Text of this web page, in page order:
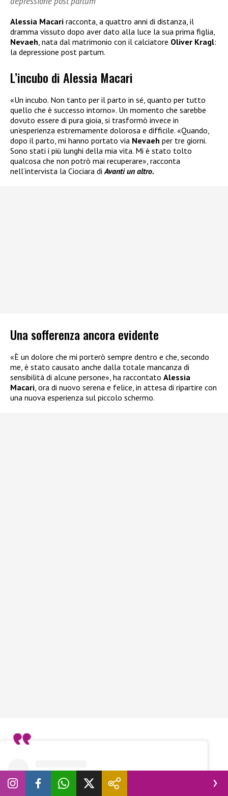
Alessia Macari racconta, a quattro anni di distanza, il
dramma vissuto dopo aver dato alla luce la sua prima figlia,
Nevaeh , nata dal matrimonio con il calciatore Oliver Kragl:
la depressione post partum.
L’incubo di Alessia Macari
«Un incubo. Non tanto per il parto in sé, quanto per tutto
quello che è successo intorno». Un momento che sarebbe
dovuto essere di pura gioia, si trasformò invece in
un’esperienza estremamente dolorosa e difficile. «Quando,
dopo il parto, mi hanno portato via Nevaeh per tre giorni.
Sono stati i più lunghi della mia vita. Mi è stato tolto
qualcosa che non potrò mai recuperare», racconta
nell’intervista la Ciociara diAvanti un altro.
Una sofferenza ancora evidente
«È un dolore che mi porterò sempre dentro e che, secondo
me, è stato causato anche dalla totale mancanza di
sensibilità di alcune persone», ha raccontato Alessia
Macari , ora di nuovo serena e felice, in attesa di ripartire con
una nuova esperienza sul piccolo schermo.